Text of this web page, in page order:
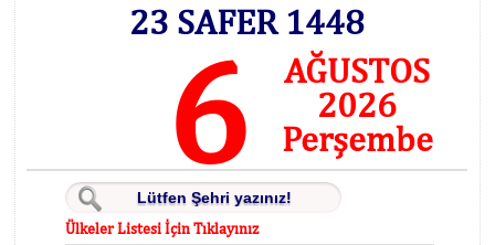
23 SAFER 1448
6
AĞUSTOS
2026
Perşembe
Ülkeler Listesi İçin Tıklayınız